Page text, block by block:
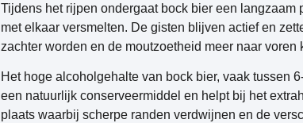
Tijdens het rijpen ondergaat bock bier een
met elkaar versmelten. De gisten blijven actief en
zachter worden en de moutzoetheid meer naar voren
Het hoge alcoholgehalte van bock bier, vaak tussen
een natuurlijk conserveermiddel en helpt bij het
plaats waarbij scherpe randen verdwijnen en de